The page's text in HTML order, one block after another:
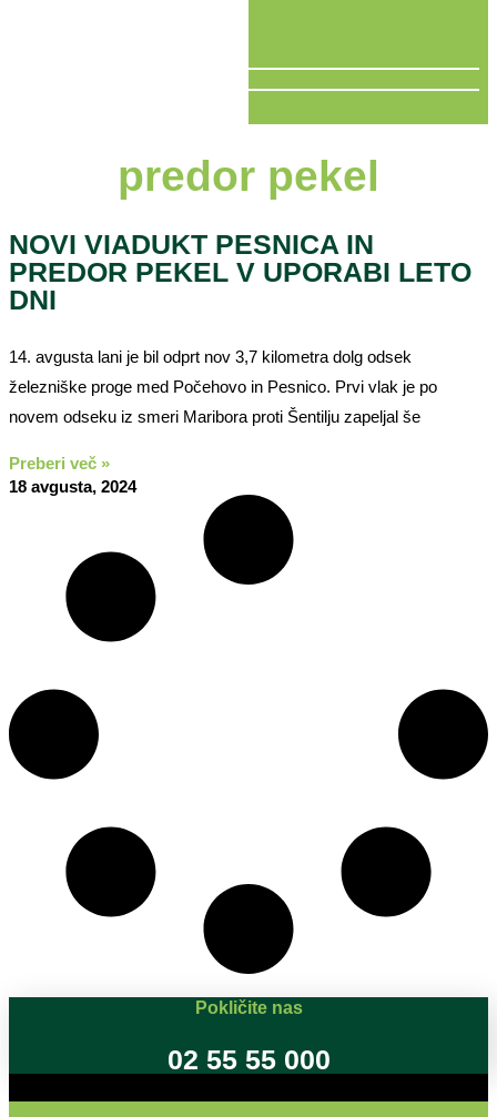
predor pekel
NOVI VIADUKT PESNICA IN
PREDOR PEKEL V UPORABI LETO
DNI
14. avgusta lani je bil odprt nov 3,7 kilometra dolg odsek
železniške proge med Počehovo in Pesnico. Prvi vlak je po
novem odseku iz smeri Maribora proti Šentilju zapeljal še
Preberi več »
18 avgusta, 2024
Pokličite nas
02 55 55 000